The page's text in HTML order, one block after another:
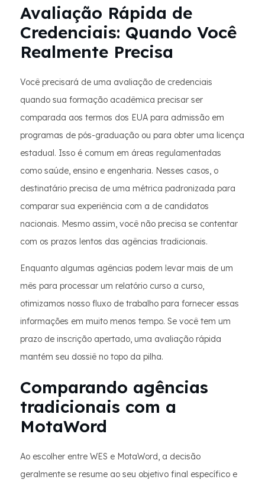
Avaliação Rápida de
Credenciais: Quando Você
Realmente Precisa
Você precisará de uma avaliação de credenciais
quando sua formação acadêmica precisar ser
comparada aos termos dos EUA para admissão em
programas de pós-graduação ou para obter uma licença
estadual. Isso é comum em áreas regulamentadas
como saúde, ensino e engenharia. Nesses casos, o
destinatário precisa de uma métrica padronizada para
comparar sua experiência com a de candidatos
nacionais. Mesmo assim, você não precisa se contentar
com os prazos lentos das agências tradicionais.
Enquanto algumas agências podem levar mais de um
mês para processar um relatório curso a curso,
otimizamos nosso fluxo de trabalho para fornecer essas
informações em muito menos tempo. Se você tem um
prazo de inscrição apertado, uma avaliação rápida
mantém seu dossiê no topo da pilha.
Comparando agências
tradicionais com a
MotaWord
Ao escolher entre WES e MotaWord, a decisão
geralmente se resume ao seu objetivo final específico e